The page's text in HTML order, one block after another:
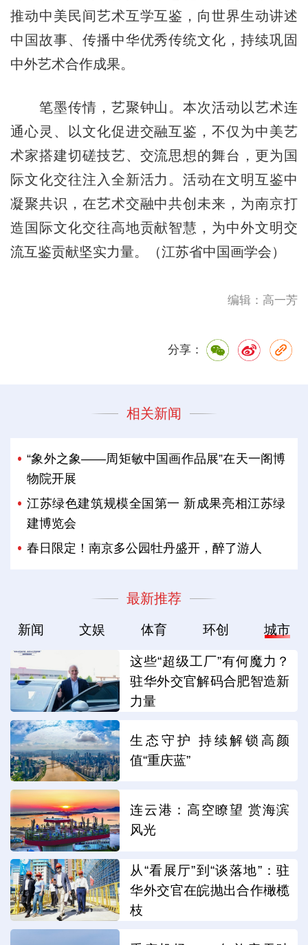
推动中美民间艺术互学互鉴，向世界生动讲述
中国故事、传播中华优秀传统文化，持续巩固
中外艺术合作成果。
笔墨传情，艺聚钟山。本次活动以艺术连
通心灵、以文化促进交融互鉴，不仅为中美艺
术家搭建切磋技艺、交流思想的舞台，更为国
际文化交往注入全新活力。活动在文明互鉴中
凝聚共识，在艺术交融中共创未来，为南京打
造国际文化交往高地贡献智慧，为中外文明交
流互鉴贡献坚实力量。（江苏省中国画学会）
编辑：高一芳
分享：
相关新闻
“象外之象——周矩敏中国画作品展”在天一阁博
物院开展
江苏绿色建筑规模全国第一 新成果亮相江苏绿
建博览会
春日限定！南京多公园牡丹盛开，醉了游人
最新推荐
新闻 文娱 体育 环创 城市
这些“超级工厂”有何魔力？
驻华外交官解码合肥智造新
力量
生态守护 持续解锁高颜
值“重庆蓝”
连云港：高空瞭望 赏海滨
风光
从“看展厅”到“谈落地”：驻
华外交官在皖抛出合作橄榄
枝